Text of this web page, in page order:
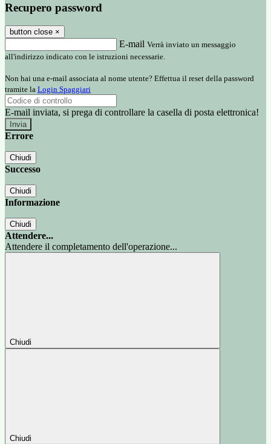
Recupero password
button close ×
E-mail Verrà inviato un messaggio
all'indirizzo indicato con le istruzioni necessarie.
Non hai una e-mail associata al nome utente? Effettua il reset della password
tramite la Login Spaggiari
E-mail inviata, si prega di controllare la casella di posta elettronica!
Errore
Chiudi
Successo
Chiudi
Informazione
Chiudi
Attendere...
Attendere il completamento dell'operazione...
Chiudi
Chiudi